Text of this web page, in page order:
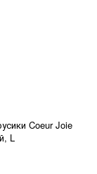
Coeur Joie
L